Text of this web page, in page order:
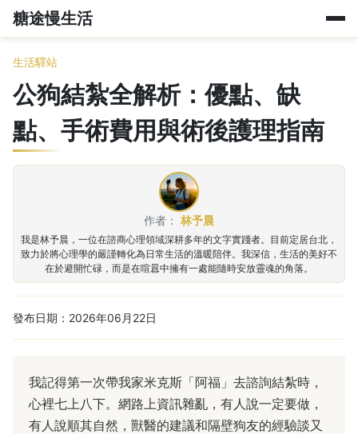
糖途慢生活
生活驛站
公狗結紮全解析：優點、缺
點、手術費用與術後護理指南
作者： 林予晨
我是林予晨，一位在諮商心理領域深耕多年的文字實踐者。目前定居台北，
致力於將心理學的嚴謹轉化為日常生活的溫暖陪伴。我深信，生活的美好不
在於避開忙碌，而是在喧囂中擁有一處能隨時安放靈魂的角落。
發布日期：2026年06月22日
我記得第一次帶我家米克斯「阿福」去諮詢結紮時，
心裡七上八下。網路上資訊雜亂，有人說一定要做，
有人說順其自然，獸醫的建議和隔壁狗友的經驗談又